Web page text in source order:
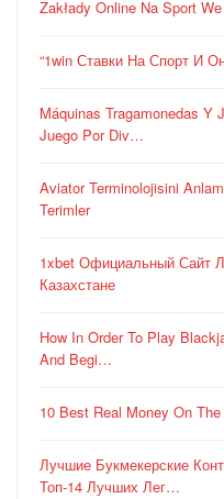
Zakłady Online Na Sport
“1win Ставки На Спорт И
Máquinas Tragamonedas Y
Juego Por Div…
Aviator Terminolojisini
Terimler
1xbet Официальный Сайт
Казахстане
How In Order To Play
And Begi…
10 Best Real Money On
Лучшие Букмекерские
Топ-14 Лучших Лег…